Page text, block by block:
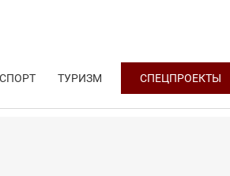
СПОРТ ТУРИЗМ СПЕЦПРОЕКТЫ